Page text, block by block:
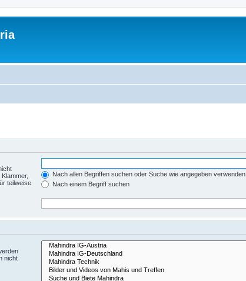
teilweise
Nach allen Begriffen suchen oder Suche wie angegeben verwenden
Nach einem Begriff suchen
nicht